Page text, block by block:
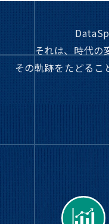
それは、時代の
その軌跡をたどるこ